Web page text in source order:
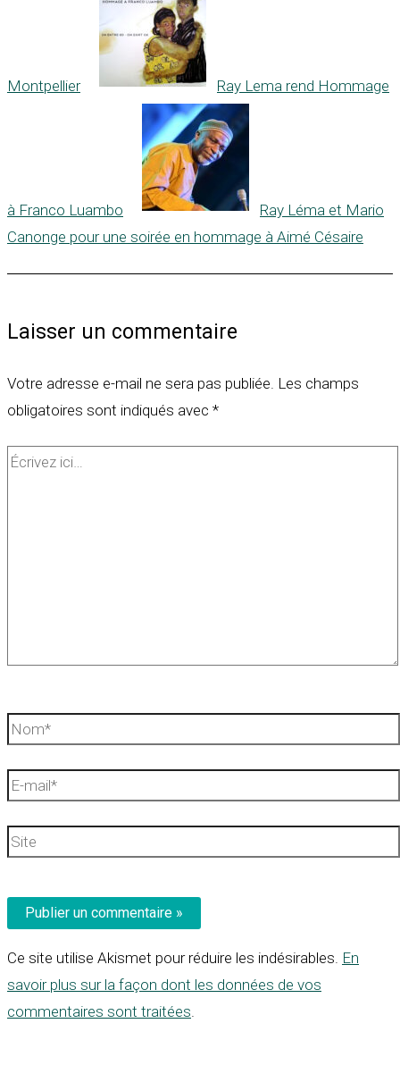
Montpellier Ray Lema rend Hommage
à Franco Luambo
Ray Léma et Mario
Canonge pour une soirée en hommage à Aimé Césaire
Laisser un commentaire
Votre adresse e-mail ne sera pas publiée. Les champs
obligatoires sont indiqués avec *
Écrivez
Nom*
E-
Site
Ce site utilise Akismet pour réduire les indésirables. En
savoir plus sur la façon dont les données de vos
commentaires sont traitées